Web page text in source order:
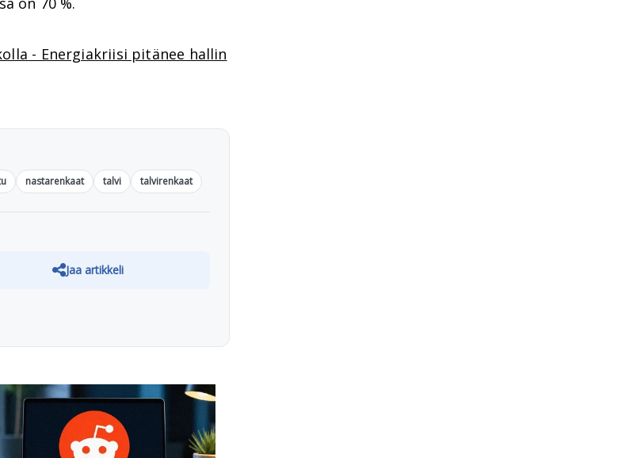
- Energiakriisi pitänee hallin
nastarenkaat talvi talvirenkaat
Jaa artikkeli